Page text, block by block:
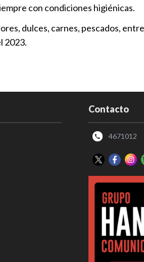
con condiciones higiénicas.
dulces, carnes, pescados,
2023.
Contacto
4671012